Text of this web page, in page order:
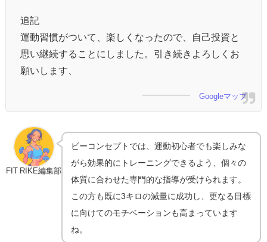
追記
運動習慣がついて、楽しくなったので、自己投資と
思い継続することにしました。引き続きよろしくお
願いします、
Googleマップ
FIT RIKE編集部
ビーコンセプトでは、運動初心者でも楽しみな
がら効果的にトレーニングできるよう、個々の
体質に合わせた専門的な指導が受けられます。
この方も既に3キロの減量に成功し、更なる目標
に向けてのモチベーションも高まっています
ね。